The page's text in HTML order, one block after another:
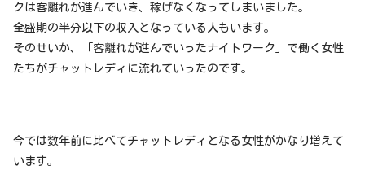
クは客離れが進んでいき、稼げなくなってしまいました。
全盛期の半分以下の収入となっている人もいます。
そのせいか、「客離れが進んでいったナイトワーク」で働く女性
たちがチャットレディに流れていったのです。
今では数年前に比べてチャットレディとなる女性がかなり増えて
います。